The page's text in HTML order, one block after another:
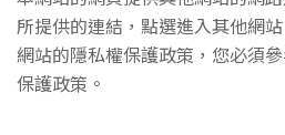
所提供的連結，點選進入其他網
網站的隱私權保護政策，您必須
保護政策。